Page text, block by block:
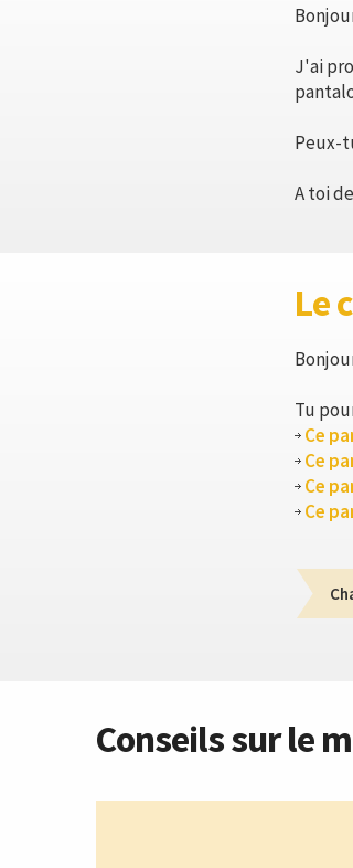
J'ai
Peux-
A toi
Le
Tu
Ce
Ce
Ce
Ce
Conseils sur le